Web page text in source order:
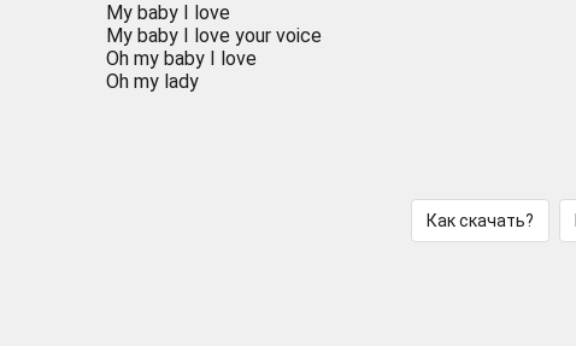
My baby I love
My baby I love your voice
Oh my baby I love
Oh my lady
Как скачать?